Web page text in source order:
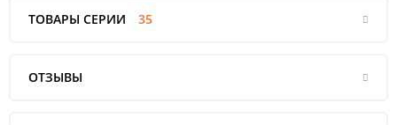
ТОВАРЫ СЕРИИ 35
ОТЗЫВЫ